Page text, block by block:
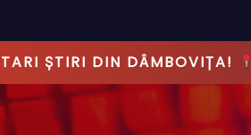
PRIMUL CU ADEVĂRUL!